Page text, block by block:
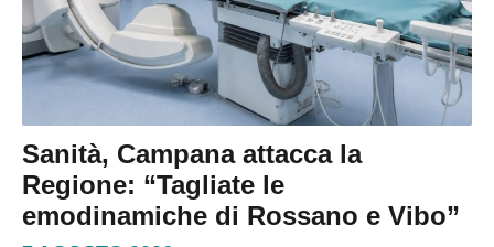
Sanità, Campana attacca la
Regione: “Tagliate le
emodinamiche di Rossano e Vibo”